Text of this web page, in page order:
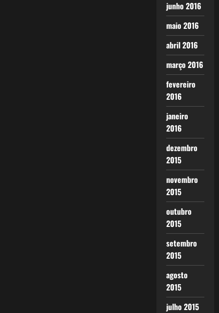
junho 2016
maio 2016
abril 2016
março 2016
fevereiro
2016
janeiro
2016
dezembro
2015
novembro
2015
outubro
2015
setembro
2015
agosto
2015
julho 2015